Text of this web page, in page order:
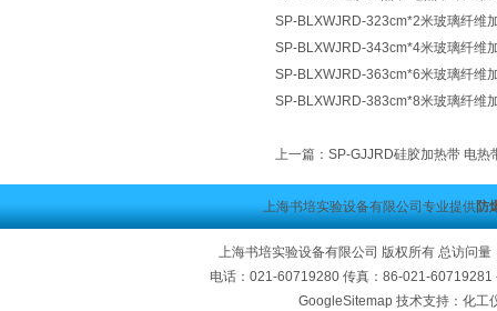
SP-BLXWJRD-323cm*2米玻璃纤维
SP-BLXWJRD-343cm*4米玻璃纤维
SP-BLXWJRD-363cm*6米玻璃纤维
SP-BLXWJRD-383cm*8米玻璃纤维
上一篇： SP-GJJRD硅胶加热带 电热
上海书培实验设备有限公司专业提供防
上海书培实验设备有限公司 版权所有 总访问量
电话：021-60719280 传真：86-021-
GoogleSitemap技术支持：化工